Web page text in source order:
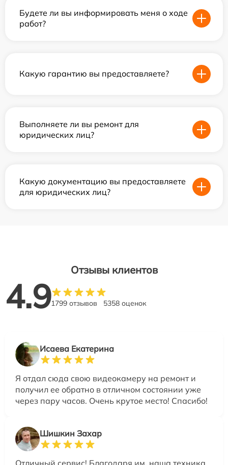
Будете ли вы информировать меня о ходе
работ?
Какую гарантию вы предоставляете?
Выполняете ли вы ремонт для
юридических лиц?
Какую документацию вы предоставляете
для юридических лиц?
Отзывы клиентов
4.91799 отзывов 5358 оценок
Исаева Екатерина
Я отдал сюда свою видеокамеру на ремонт и
получил ее обратно в отличном состоянии уже
через пару часов. Очень крутое место! Спасибо!
Шишкин Захар
Отличный сервис! Благодаря им, наша техника